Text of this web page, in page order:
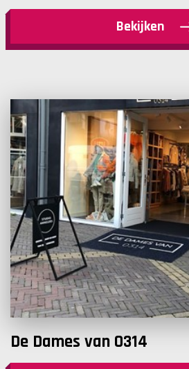
Bekijken
De Dames van 0314